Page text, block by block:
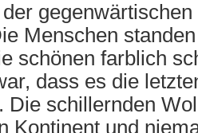
Menschen
schönen farblich
dass es die
Die schillernden
Kontinent und